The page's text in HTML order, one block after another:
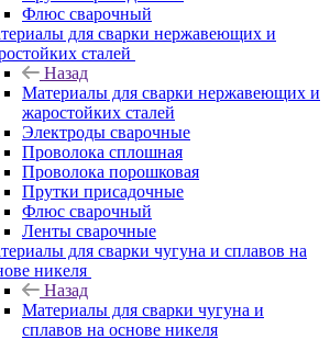
Флюс сварочный
для сварки нержавеющих и
сталей
Назад
Материалы для сварки нержавеющих и
жаростойких сталей
Электроды сварочные
Проволока сплошная
Проволока порошковая
Прутки присадочные
Флюс сварочный
Ленты сварочные
для сварки чугуна и сплавов на
никеля
Назад
Материалы для сварки чугуна и
сплавов на основе никеля